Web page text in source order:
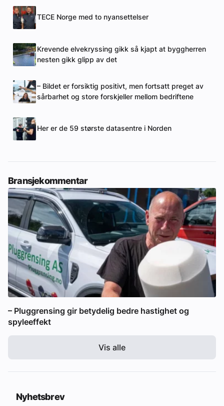
TECE Norge med to nyansettelser
Krevende elvekryssing gikk så kjapt at byggherren
nesten gikk glipp av det
– Bildet er forsiktig positivt, men fortsatt preget av
sårbarhet og store forskjeller mellom bedriftene
Her er de 59 største datasentre i Norden
Bransjekommentar
– Pluggrensing gir betydelig bedre hastighet og
spyleeffekt
Vis alle
Nyhetsbrev